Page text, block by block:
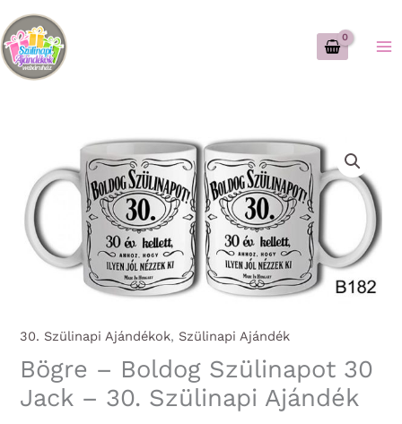
Skip
to
content
30. Szülinapi Ajándékok, Szülinapi Ajándék
Bögre – Boldog Szülinapot 30
Jack – 30. Szülinapi Ajándék